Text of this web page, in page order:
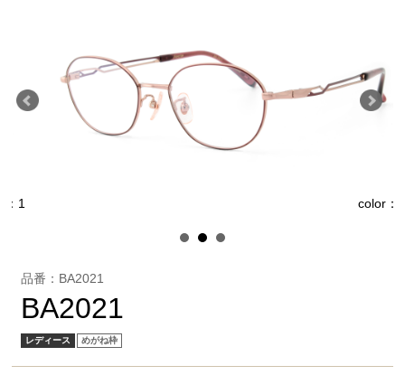
color：2
品番：BA2021
BA2021
レディース めがね枠